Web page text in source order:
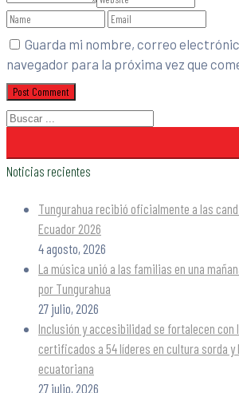
Guarda mi nombre, correo
navegador para la próxima vez que
Noticias recientes
Tungurahua recibió oficialmente a las
Ecuador 2026
4 agosto, 2026
La música unió a las familias en una
por Tungurahua
27 julio, 2026
Inclusión y accesibilidad se fortalecen con
certificados a 54 líderes en cultura sorda y
ecuatoriana
27 julio, 2026